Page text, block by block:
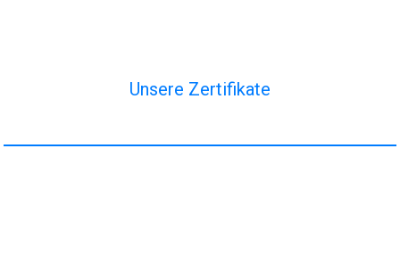
Unsere Zertifikate